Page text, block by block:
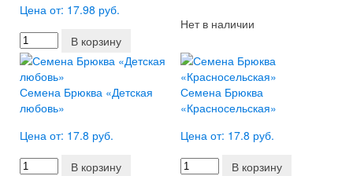
Цена от: 17.98 руб.
В корзину
Нет в наличии
Семена Брюква «Детская
любовь»
Цена от: 17.8 руб.
В корзину
Семена Брюква
«Красносельская»
Цена от: 17.8 руб.
В корзину